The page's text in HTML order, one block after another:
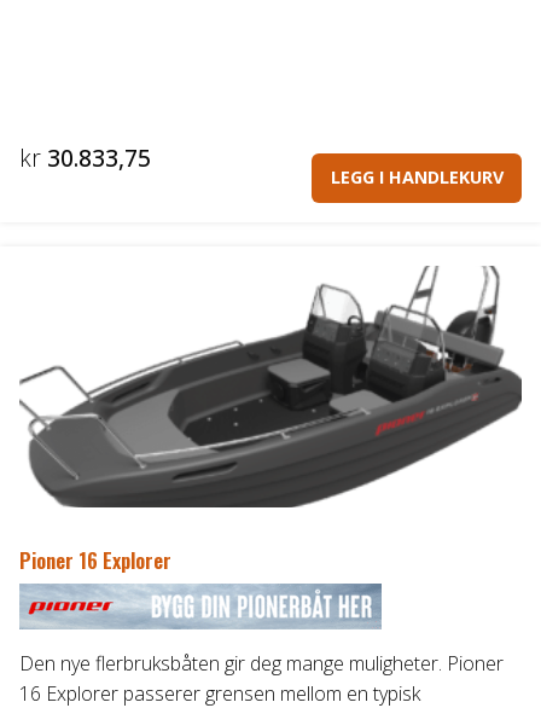
kr 30.833,75
LEGG I HANDLEKURV
Pioner 16 Explorer
Den nye flerbruksbåten gir deg mange muligheter. Pioner
16 Explorer passerer grensen mellom en typisk